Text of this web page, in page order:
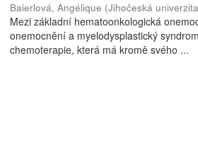
Baierlová, Angélique (Jihočeská univerzita
Mezi základní hematoonkologická
onemocnění a myelodysplastický
chemoterapie, která má kromě svého ...